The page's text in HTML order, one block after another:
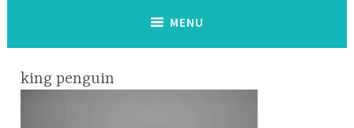
MENU
king penguin